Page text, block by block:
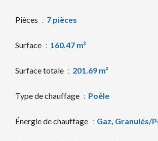
Pièces 7 pièces
Surface 160.47 m²
Surface totale 201.69 m²
Type de chauffage Poêle
Énergie de chauffage Gaz, Granulés/